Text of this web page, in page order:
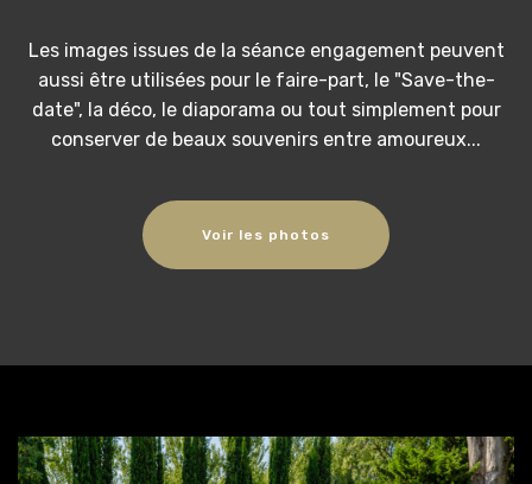
Les images issues de la séance engagement peuvent
aussi être utilisées pour le faire-part, le "Save-the-
date", la déco, le diaporama ou tout simplement pour
conserver de beaux souvenirs entre amoureux...
Voir les photos